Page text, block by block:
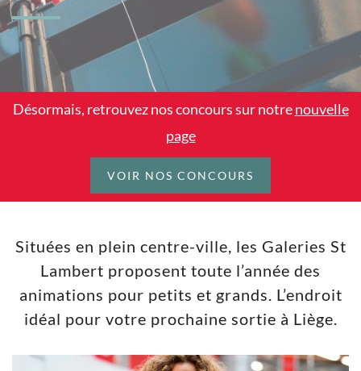
Désormais, retrouvez nos concours sur notrenouvelle
page
VOIR NOS CONCOURS
Situées en plein centre-ville, les Galeries St
Lambert proposent toute l’année des
animations pour petits et grands. L’endroit
idéal pour votre prochaine sortie à Liège.